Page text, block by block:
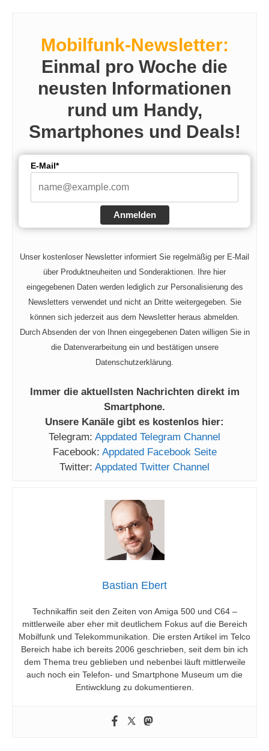
Mobilfunk-Newsletter:
Einmal pro Woche die
neusten Informationen
rund um Handy,
Smartphones und Deals!
E-Mail*
Anmelden
Unser kostenloser Newsletter informiert Sie regelmäßig per E-Mail
über Produktneuheiten und Sonderaktionen. Ihre hier
eingegebenen Daten werden lediglich zur Personalisierung des
Newsletters verwendet und nicht an Dritte weitergegeben. Sie
können sich jederzeit aus dem Newsletter heraus abmelden.
Durch Absenden der von Ihnen eingegebenen Daten willigen Sie in
die Datenverarbeitung ein und bestätigen unsere
Datenschutzerklärung.
Immer die aktuellsten Nachrichten direkt im
Smartphone.
Unsere Kanäle gibt es kostenlos hier:
Telegram: Appdated Telegram Channel
Facebook: Appdated Facebook Seite
Twitter: Appdated Twitter Channel
Bastian Ebert
Technikaffin seit den Zeiten von Amiga 500 und C64 –
mittlerweile aber eher mit deutlichem Fokus auf die Bereich
Mobilfunk und Telekommunikation. Die ersten Artikel im Telco
Bereich habe ich bereits 2006 geschrieben, seit dem bin ich
dem Thema treu geblieben und nebenbei läuft mittlerweile
auch noch ein Telefon- und Smartphone Museum um die
Entiwcklung zu dokumentieren.